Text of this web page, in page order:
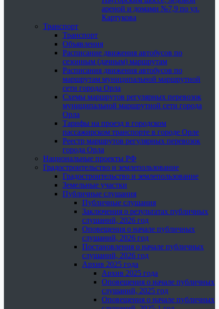
ареной и домами №7,9 по ул.
Картукова
Транспорт
Транспорт
Объявления
Расписание движения автобусов по
сезонным (дачным) маршрутам
Расписания движения автобусов по
маршрутам муниципальной маршрутной
сети города Орла
Схемы маршрутов регулярных перевозок
муниципальной маршрутной сети города
Орла
Тарифы на проезд в городском
пассажирском транспорте в городе Орле
Реестр маршрутов регулярных перевозок
города Орла
Национальные проекты РФ
Градостроительство и землепользование
Градостроительство и землепользование
Земельные участки
Публичные слушания
Публичные слушания
Заключения о результатах публичных
слушаний, 2026 год
Оповещения о начале публичных
слушаний, 2026 год
Постановления о начале публичных
слушаний, 2026 год
Архив 2025 года
Архив 2025 года
Оповещения о начале публичных
слушаний, 2025 год
Оповещения о начале публичных